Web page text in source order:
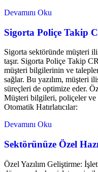
Devamını Oku
Sigorta Poliçe Takip
Sigorta sektöründe müşteri
taşır. Sigorta Poliçe Takip
müşteri bilgilerinin ve
sağlar. Bu yazılım, müşteri
süreçleri de optimize eder.
Müşteri bilgileri, poliçeler ve
Otomatik Hatırlatıcılar:
Devamını Oku
Sektörünüze Özel
Özel Yazılım Geliştirme: